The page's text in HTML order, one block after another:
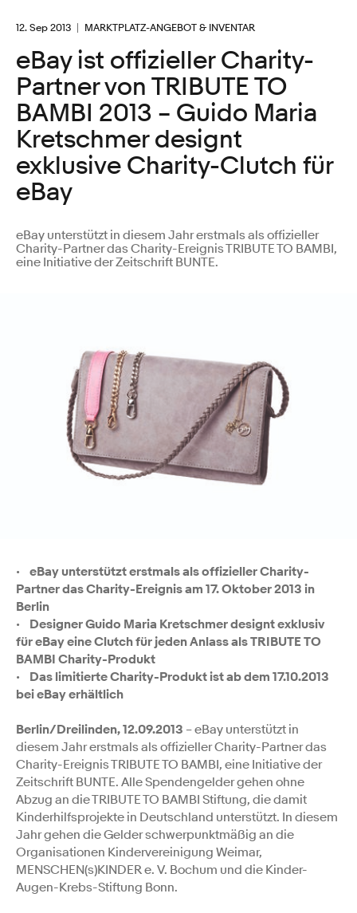
12. Sep 2013 MARKTPLATZ-ANGEBOT & INVENTAR
eBay ist offizieller Charity-
Partner von TRIBUTE TO
BAMBI 2013 – Guido Maria
Kretschmer designt
exklusive Charity-Clutch für
eBay
eBay unterstützt in diesem Jahr erstmals als offizieller
Charity-Partner das Charity-Ereignis TRIBUTE TO BAMBI,
eine Initiative der Zeitschrift BUNTE.
• eBay unterstützt erstmals als offizieller Charity-
Partner das Charity-Ereignis am 17. Oktober 2013 in
Berlin
• Designer Guido Maria Kretschmer designt exklusiv
für eBay eine Clutch für jeden Anlass als TRIBUTE TO
BAMBI Charity-Produkt
• Das limitierte Charity-Produkt ist ab dem 17.10.2013
bei eBay erhältlich
Berlin/Dreilinden, 12.09.2013 – eBay unterstützt in
diesem Jahr erstmals als offizieller Charity-Partner das
Charity-Ereignis TRIBUTE TO BAMBI, eine Initiative der
Zeitschrift BUNTE. Alle Spendengelder gehen ohne
Abzug an die TRIBUTE TO BAMBI Stiftung, die damit
Kinderhilfsprojekte in Deutschland unterstützt. In diesem
Jahr gehen die Gelder schwerpunktmäßig an die
Organisationen Kindervereinigung Weimar,
MENSCHEN(s)KINDER e. V. Bochum und die Kinder-
Augen-Krebs-Stiftung Bonn.